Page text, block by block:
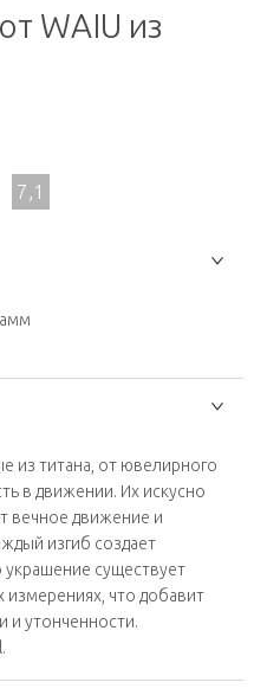
WAIU из
7,1
из титана, от ювелирного
в движении. Их искусно
вечное движение и
изгиб создает
существует
что добавит
и утонченности.